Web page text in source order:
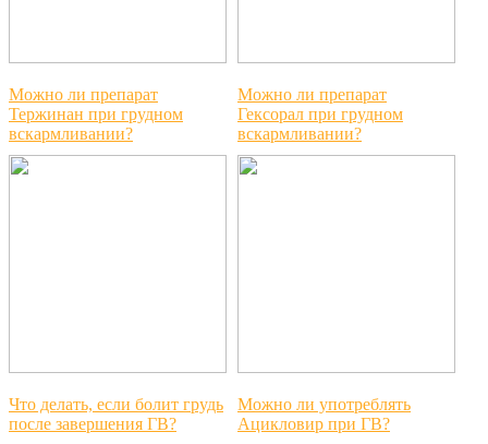
Можно ли препарат
Тержинан при грудном
вскармливании?
Можно ли препарат
Гексорал при грудном
вскармливании?
Что делать, если болит грудь
после завершения ГВ?
Можно ли употреблять
Ацикловир при ГВ?